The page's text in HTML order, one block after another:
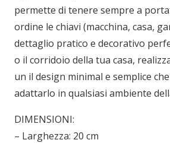
permette di tenere sempre a
ordine le chiavi (macchina, casa,
dettaglio pratico e decorativo
o il corridoio della tua casa,
un il design minimal e semplice
adattarlo in qualsiasi ambiente
DIMENSIONI: ​
– Larghezza: 20 cm